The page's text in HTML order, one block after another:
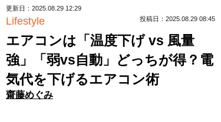
更新日：2025.08.29 12:29
Lifestyle 投稿日：2025.08.29 08:45
エアコンは「温度下げ vs 風量
強」「弱vs自動」どっちが得？電
気代を下げるエアコン術
齋藤めぐみ